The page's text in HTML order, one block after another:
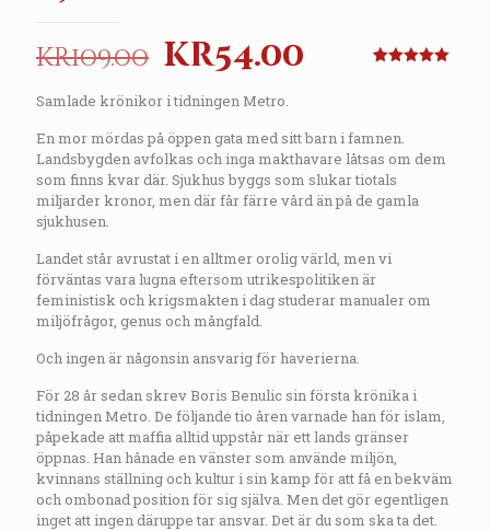
rating
kr109.00 Original
price
was:
kr109.00.
kr54.00 Current
kr54.00.
Samlade krönikor i tidningen Metro.
En mor mördas påöppen gatamedsittbarn ifamnen.
Landsbygden avfolkas och inga makthavare låtsas om dem
som finns kvar där. Sjukhus byggs som slukartiotals
miljarder kronor, men där fårfärre vård änpå de gamla
sjukhusen.
Landet står avrustati en alltmer orolig värld, menvi
förväntas varalugnaeftersom utrikespolitiken är
feministiskochkrigsmakten i dag studerar manualer om
miljöfrågor, genus och mångfald.
Och ingen är någonsin ansvarig för haverierna.
För 28 år sedan skrev Boris Benulic sin första krönika i
tidningen Metro. De följande tio åren varnade han för islam,
påpekade attmaffia alltiduppstår när ett lands gränser
öppnas. Han hånade en vänstersom använde miljön,
kvinnans ställningoch kultur i sin kamp för att fåenbekväm
och ombonad positionförsigsjälva. Men det gör egentligen
inget att ingen däruppe tar ansvar. Det är dusom ska ta det.